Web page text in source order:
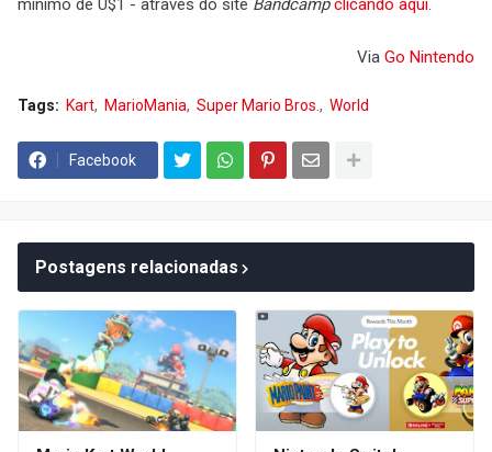
mínimo de U$1 - através do site Bandcamp clicando aqui.
Via Go Nintendo
Tags: Kart MarioMania Super Mario Bros. World
Facebook
Postagens relacionadas